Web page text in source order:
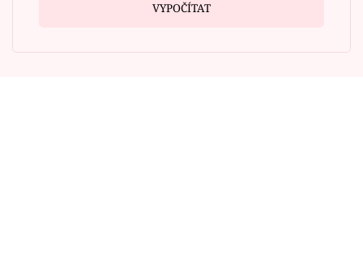
VYPOČÍTAT